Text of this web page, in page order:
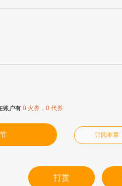
账户有 0 火券，0 代券
订阅本章
打赏